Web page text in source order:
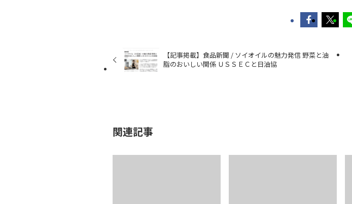
【記事掲載】食品新聞 / ソイオイルの魅力発信 野菜と油
脂のおいしい関係 ＵＳＳＥＣと日油協
関連記事